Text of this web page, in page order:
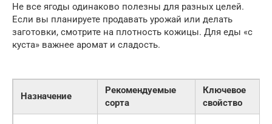
Не все ягоды одинаково полезны для разных целей.
Если вы планируете продавать урожай или делать
заготовки, смотрите на плотность кожицы. Для еды «с
куста» важнее аромат и сладость.
Назначение
Рекомендуемые
сорта
Ключевое
свойство